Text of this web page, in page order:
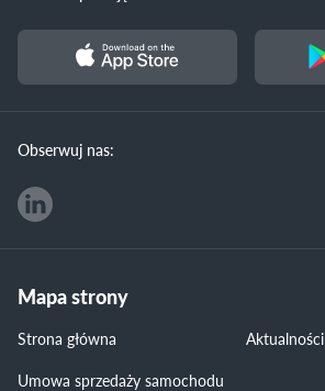
Obserwuj nas:
Mapa strony
Strona główna
Aktualności
Umowa sprzedaży samochodu